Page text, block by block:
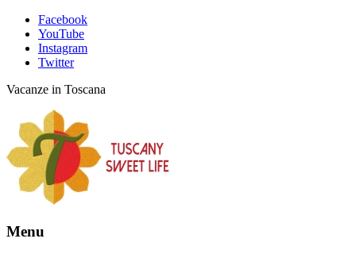
Facebook
YouTube
Instagram
Twitter
Vacanze in Toscana
Menu